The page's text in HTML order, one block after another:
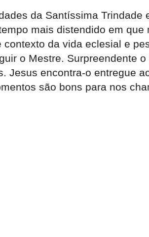
da Santíssima
mais distendido em
da vida eclesial e
o Mestre. Surpreendente
Jesus encontra-o entregue
são bons para nos